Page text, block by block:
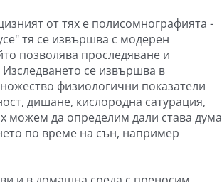
от тях е полисомнографията -
тя се извършва с модерен
позволява проследяване и
се извършва в
физиологични показатели
дишане, кислородна сатурация,
можем да определим дали става дума
по време на сън, например